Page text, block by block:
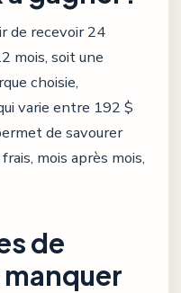
de recevoir 24
mois, soit une
choisie,
varie entre 192 $
de savourer
mois après mois,
de
manquer